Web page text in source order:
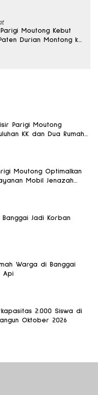
Moutong Kebut
Durian Montong ke
Parigi Moutong
KK dan Dua Rumah
Moutong Optimalkan
Mobil Jenazah
Jadi Korban
Warga di Banggai
Api
2.000 Siswa di
Oktober 2026